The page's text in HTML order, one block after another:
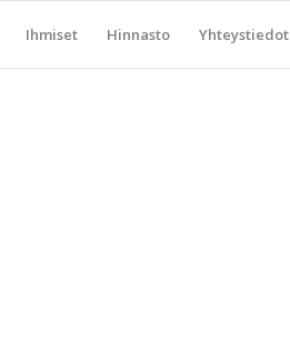
Ihmiset Hinnasto Yhteystiedot